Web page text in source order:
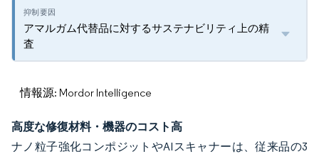
アマルガム代替品に対するサステナビリティ上の精
査
情報源: Mordor Intelligence
高度な修復材料・機器のコスト高
ナノ粒子強化コンポジットやAIスキャナーは、従来品の3